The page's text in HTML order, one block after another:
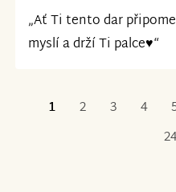
„Ať Ti tento dar
myslí a drží Ti palce♥️“
1 2 3 4
24